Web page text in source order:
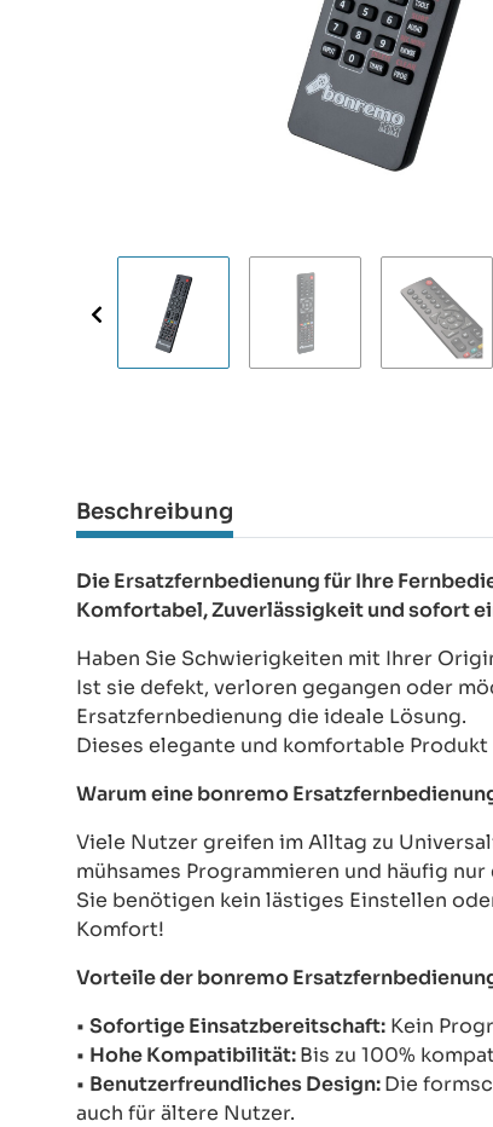
Beschreibung
Die Ersatzfernbedienung für Ihre
Komfortabel, Zuverlässigkeit und sofort
Haben Sie Schwierigkeiten mit Ihrer
Ist sie defekt, verloren gegangen oder
Ersatzfernbedienung die ideale Lösung.
Dieses elegante und komfortable
Warum eine bonremo
Viele Nutzer greifen im Alltag zu
mühsames Programmieren und häufig
Sie benötigen kein lästiges Einstellen
Komfort!
Vorteile der bonremo
• Sofortige Einsatzbereitschaft: Kein
• Hohe Kompatibilität:Bis zu 100%
• Benutzerfreundliches Design:Die
auch für ältere Nutzer.